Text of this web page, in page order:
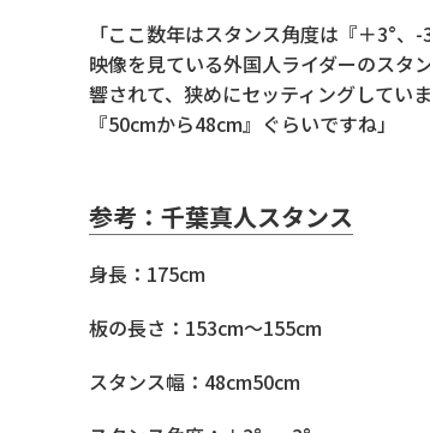
「ここ数年はスタンス角度は『＋3°
映像を見ている外国人ライダーのスタ
響されて、狭めにセッティングしてい
『50cmから48cm』ぐらいですね」
参考：千葉真人スタンス
身長：175cm
板の長さ：153cm〜155cm
スタンス幅：48cm50cm